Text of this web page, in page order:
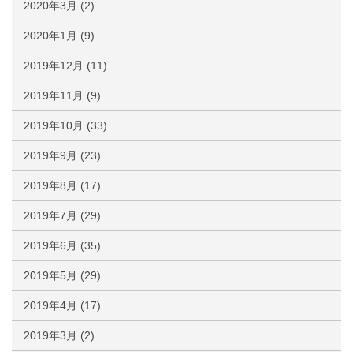
2020年3月 (2)
2020年1月 (9)
2019年12月 (11)
2019年11月 (9)
2019年10月 (33)
2019年9月 (23)
2019年8月 (17)
2019年7月 (29)
2019年6月 (35)
2019年5月 (29)
2019年4月 (17)
2019年3月 (2)